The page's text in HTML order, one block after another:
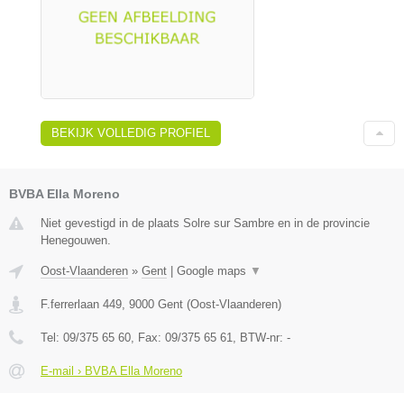
BEKIJK VOLLEDIG PROFIEL
BVBA Ella Moreno
Niet gevestigd in de plaats Solre sur Sambre en in de provincie
Henegouwen.
Oost-Vlaanderen » Gent Google maps ▼
F.ferrerlaan 449, 9000 Gent (Oost-Vlaanderen)
Tel: 09/375 65 60, Fax: 09/375 65 61, BTW-nr: -
E-mail › BVBA Ella Moreno